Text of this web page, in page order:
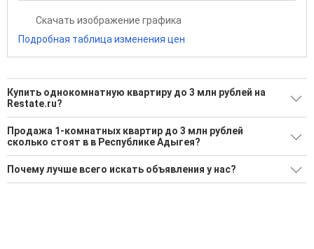
Скачать изображение графика
Подробная таблица изменения цен
Купить однокомнатную квартиру до 3 млн рублей на
Restate.ru?
Ищите, как Купить однокомнатную квартиру до 3 млн
рублей?
14 актуальных и проверенных объявлений
Воспользуйтесь нашим поиском по новостройкам, для
Продажа 1-комнатных квартир до 3 млн рублей
сколько стоят в в Республике Адыгея?
Средняя площадь: 36.2 кв.м.
Почему лучше всего искать объявления у нас?